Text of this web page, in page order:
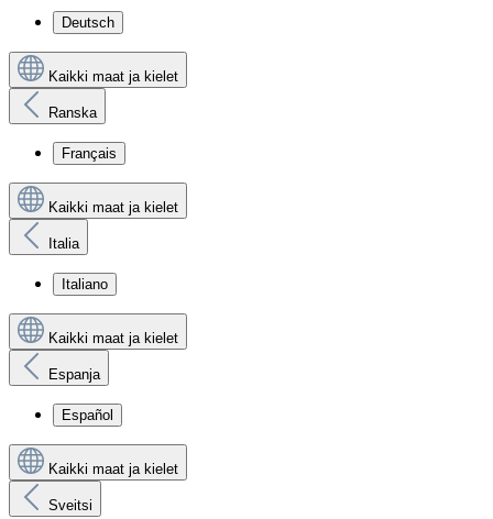
Deutsch
Kaikki maat ja kielet
Ranska
Français
Kaikki maat ja kielet
Italia
Italiano
Kaikki maat ja kielet
Espanja
Español
Kaikki maat ja kielet
Sveitsi